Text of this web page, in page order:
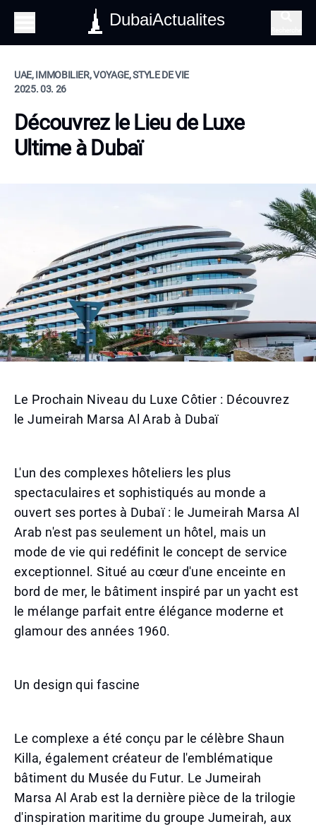
DubaiActualites
UAE, IMMOBILIER, VOYAGE, STYLE DE VIE
2025. 03. 26
Découvrez le Lieu de Luxe
Ultime à Dubaï
Le Prochain Niveau du Luxe Côtier : Découvrez
le Jumeirah Marsa Al Arab à Dubaï
L'un des complexes hôteliers les plus
spectaculaires et sophistiqués au monde a
ouvert ses portes à Dubaï : le Jumeirah Marsa Al
Arab n'est pas seulement un hôtel, mais un
mode de vie qui redéfinit le concept de service
exceptionnel. Situé au cœur d'une enceinte en
bord de mer, le bâtiment inspiré par un yacht est
le mélange parfait entre élégance moderne et
glamour des années 1960.
Un design qui fascine
Le complexe a été conçu par le célèbre Shaun
Killa, également créateur de l'emblématique
bâtiment du Musée du Futur. Le Jumeirah
Marsa Al Arab est la dernière pièce de la trilogie
d'inspiration maritime du groupe Jumeirah, aux